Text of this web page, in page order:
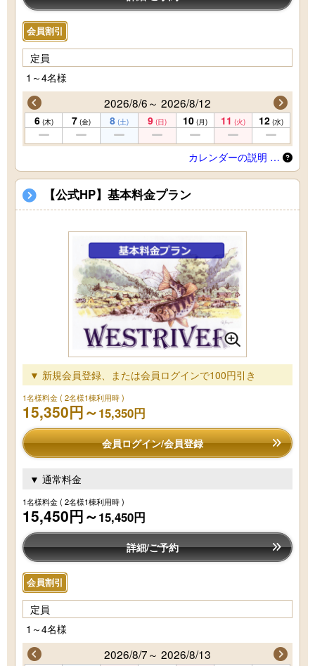
会員割引
定員
1～4名様
2026/8/6～ 2026/8/12
6 (木) 7 (金) 8 (土) 9 (日) 10 (月) 11 (火) 12 (水)
カレンダーの説明 …
【公式HP】基本料金プラン
▼ 新規会員登録、または会員ログインで100円引き
1名様料金( 2名様1棟利用時 )
15,350円～15,350円
会員ログイン/会員登録
▼ 通常料金
1名様料金( 2名様1棟利用時 )
15,450円～15,450円
詳細/ご予約
会員割引
定員
1～4名様
2026/8/7～ 2026/8/13